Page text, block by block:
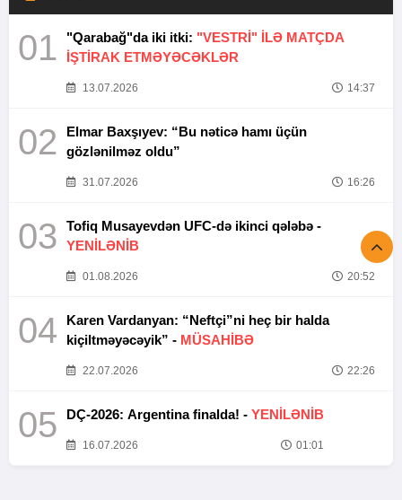
01 "Qarabağ"da iki itki: "VESTRİ" İLƏ MATÇDA
İŞTİRAK ETMƏYƏCƏKLƏR
13.07.2026 14:37
02
Elmar Baxşıyev: “Bu nəticə hamı üçün
gözlənilməz oldu”
31.07.2026 16:26
03
Tofiq Musayevdən UFC-də ikinci qələbə -
YENİLƏNİB
01.08.2026 20:52
04
Karen Vardanyan: “Neftçi”ni heç bir halda
kiçiltməyəcəyik” - MÜSAHİBƏ
22.07.2026 22:26
05 DÇ-2026: Argentina finalda! - YENİLƏNİB
16.07.2026 01:01